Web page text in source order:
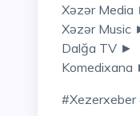
Xəzər Media
Xəzər Music
Dalğa TV ►
Komedixana